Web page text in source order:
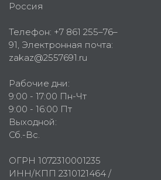
Россия
Телефон: +7 861 255–76–
91, Электронная почта:
zakaz@2557691.ru
Рабочие дни:
9:00 - 17:00 Пн-Чт
9:00 - 16:00 Пт
Выходной:
Сб.-Вс.
ОГРН 1072310001235
ИНН/КПП 2310121464 /